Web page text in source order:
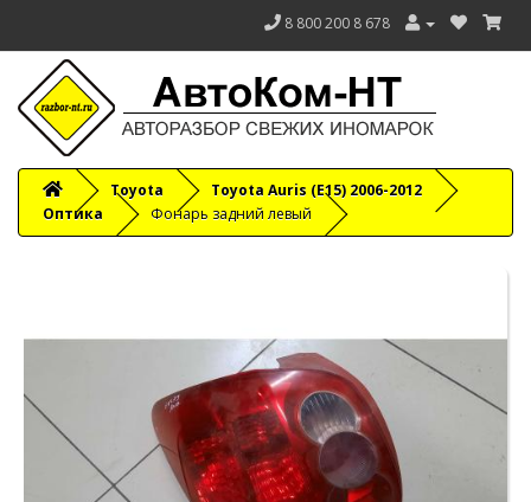
8 800 200 8 678
Toyota
Toyota Auris (E15) 2006-2012
Оптика
Фонарь задний левый